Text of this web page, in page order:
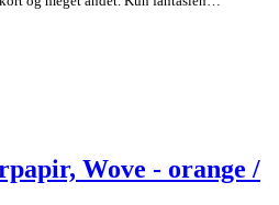
Wove - orange /